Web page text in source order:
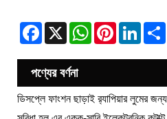
Facebook
X WhatsApp
Pinterest
পণ্যের বর্ণনা
ডিসপ্লে ফাংশন ছাড়াই র‌্যাপিয়ার লুমের